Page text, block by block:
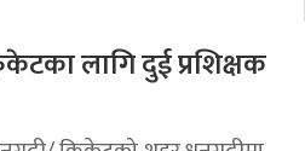
लागि दुई प्रशिक्षक